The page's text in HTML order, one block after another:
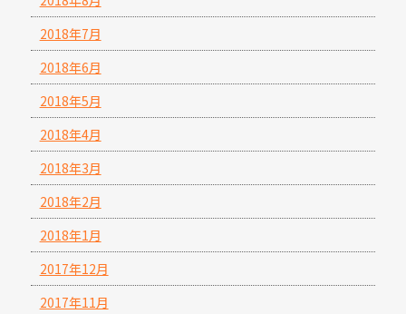
2018年7月
2018年6月
2018年5月
2018年4月
2018年3月
2018年2月
2018年1月
2017年12月
2017年11月